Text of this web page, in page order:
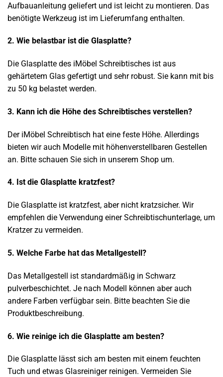
Aufbauanleitung geliefert und ist leicht zu montieren. Das
benötigte Werkzeug ist im Lieferumfang enthalten.
2. Wie belastbar ist die Glasplatte?
Die Glasplatte des iMöbel Schreibtisches ist aus
gehärtetem Glas gefertigt und sehr robust. Sie kann mit bis
zu 50 kg belastet werden.
3. Kann ich die Höhe des Schreibtisches verstellen?
Der iMöbel Schreibtisch hat eine feste Höhe. Allerdings
bieten wir auch Modelle mit höhenverstellbaren Gestellen
an. Bitte schauen Sie sich in unserem Shop um.
4. Ist die Glasplatte kratzfest?
Die Glasplatte ist kratzfest, aber nicht kratzsicher. Wir
empfehlen die Verwendung einer Schreibtischunterlage, um
Kratzer zu vermeiden.
5. Welche Farbe hat das Metallgestell?
Das Metallgestell ist standardmäßig in Schwarz
pulverbeschichtet. Je nach Modell können aber auch
andere Farben verfügbar sein. Bitte beachten Sie die
Produktbeschreibung.
6. Wie reinige ich die Glasplatte am besten?
Die Glasplatte lässt sich am besten mit einem feuchten
Tuch und etwas Glasreiniger reinigen. Vermeiden Sie